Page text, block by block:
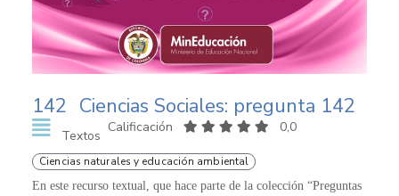
142 Ciencias Sociales: pregunta 142
Textos
Calificación 0,0
Ciencias naturales y educación ambiental
En este recurso textual, que hace parte de la colección “Preguntas